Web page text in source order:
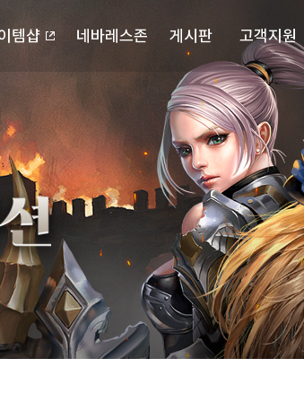
템샵 네바레스존
랭킹
게시판
자유게시판
공략게시판
고객지원
다운로드
고객센터
마이페이지